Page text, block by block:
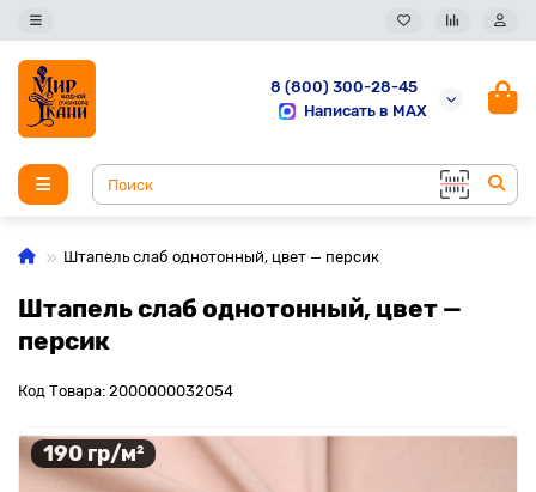
8 (800) 300-28-45
Написать в MAX
Штапель слаб однотонный, цвет — персик
Штапель слаб однотонный, цвет —
персик
Код Товара: 2000000032054
190 гр/м²